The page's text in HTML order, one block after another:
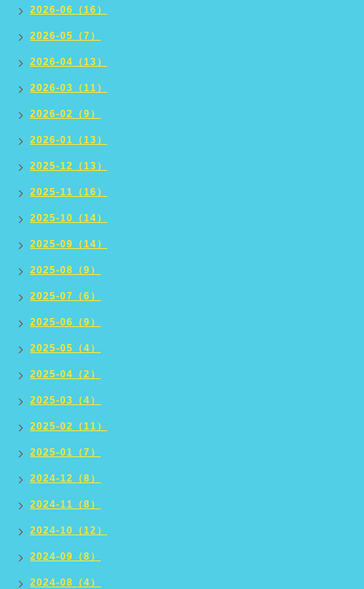
2026-06（16）
2026-05（7）
2026-04（13）
2026-03（11）
2026-02（9）
2026-01（13）
2025-12（13）
2025-11（16）
2025-10（14）
2025-09（14）
2025-08（9）
2025-07（6）
2025-06（9）
2025-05（4）
2025-04（2）
2025-03（4）
2025-02（11）
2025-01（7）
2024-12（8）
2024-11（8）
2024-10（12）
2024-09（8）
2024-08（4）